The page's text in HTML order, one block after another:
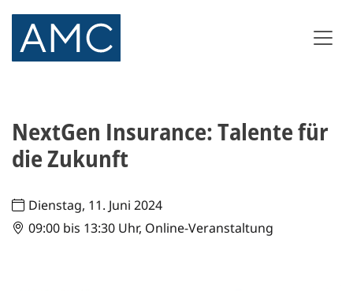
NextGen Insurance: Talente für
die Zukunft
Dienstag, 11. Juni 2024
09:00 bis 13:30 Uhr, Online-Veranstaltung